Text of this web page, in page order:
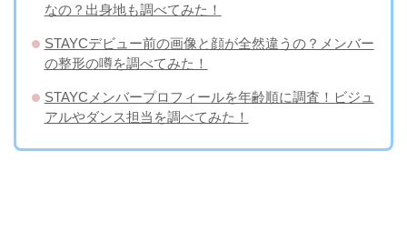
なの？出身地も調べてみた！
STAYCデビュー前の画像と顔が全然違うの？メンバー
の整形の噂を調べてみた！
STAYCメンバープロフィールを年齢順に調査！ビジュ
アルやダンス担当を調べてみた！